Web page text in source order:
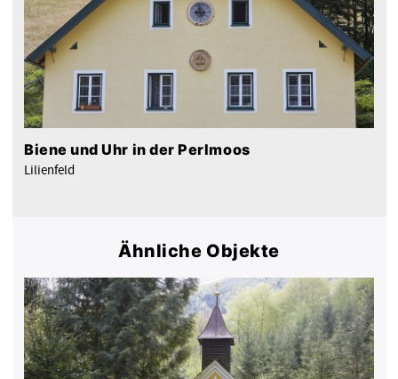
Biene und Uhr in der Perlmoos
Lilienfeld
Ähnliche Objekte